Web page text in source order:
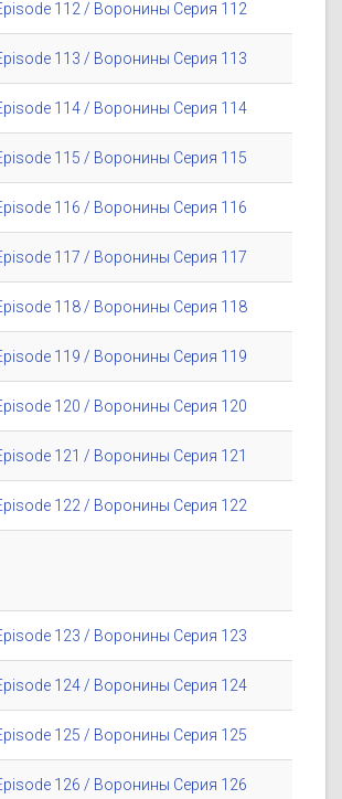
112 / Воронины Серия 112
113 / Воронины Серия 113
114 / Воронины Серия 114
115 / Воронины Серия 115
116 / Воронины Серия 116
117 / Воронины Серия 117
118 / Воронины Серия 118
119 / Воронины Серия 119
120 / Воронины Серия 120
121 / Воронины Серия 121
122 / Воронины Серия 122
123 / Воронины Серия 123
124 / Воронины Серия 124
125 / Воронины Серия 125
126 / Воронины Серия 126